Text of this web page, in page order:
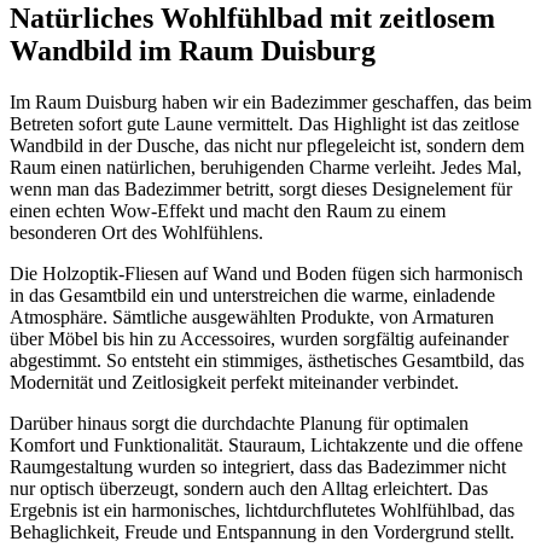
Natürliches Wohlfühlbad mit zeitlosem
Wandbild im Raum Duisburg
Im Raum Duisburg haben wir ein Badezimmer geschaffen, das beim
Betreten sofort gute Laune vermittelt. Das Highlight ist das zeitlose
Wandbild in der Dusche, das nicht nur pflegeleicht ist, sondern dem
Raum einen natürlichen, beruhigenden Charme verleiht. Jedes Mal,
wenn man das Badezimmer betritt, sorgt dieses Designelement für
einen echten Wow-Effekt und macht den Raum zu einem
besonderen Ort des Wohlfühlens.
Die Holzoptik-Fliesen auf Wand und Boden fügen sich harmonisch
in das Gesamtbild ein und unterstreichen die warme, einladende
Atmosphäre. Sämtliche ausgewählten Produkte, von Armaturen
über Möbel bis hin zu Accessoires, wurden sorgfältig aufeinander
abgestimmt. So entsteht ein stimmiges, ästhetisches Gesamtbild, das
Modernität und Zeitlosigkeit perfekt miteinander verbindet.
Darüber hinaus sorgt die durchdachte Planung für optimalen
Komfort und Funktionalität. Stauraum, Lichtakzente und die offene
Raumgestaltung wurden so integriert, dass das Badezimmer nicht
nur optisch überzeugt, sondern auch den Alltag erleichtert. Das
Ergebnis ist ein harmonisches, lichtdurchflutetes Wohlfühlbad, das
Behaglichkeit, Freude und Entspannung in den Vordergrund stellt.